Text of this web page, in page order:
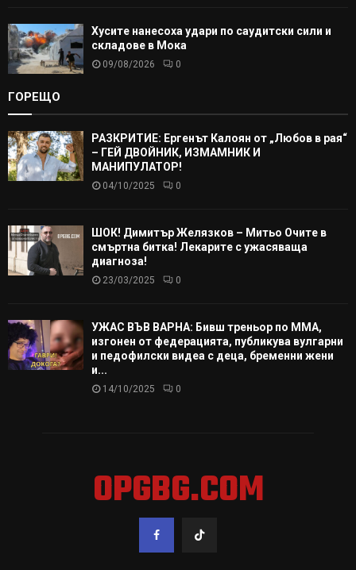
Хусите нанесоха удари по саудитски сили и
складове в Мока
09/08/2026 0
ГОРЕЩО
РАЗКРИТИЕ: Ергенът Калоян от „Любов в рая“
– ГЕЙ ДВОЙНИК, ИЗМАМНИК И
МАНИПУЛАТОР!
04/10/2025 0
ШОК! Димитър Желязков – Митьо Очите в
смъртна битка! Лекарите с ужасяваща
диагноза!
23/03/2025 0
УЖАС ВЪВ ВАРНА: Бивш треньор по ММА,
изгонен от федерацията, публикува вулгарни
и педофилски видеа с деца, бременни жени
и...
14/10/2025 0
OPGBG.COM